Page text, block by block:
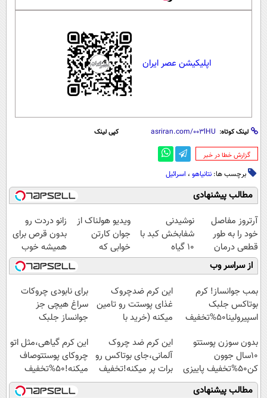
اپلیکیشن عصر ایران
لینک کوتاه: کپی لینک
‌گزارش خطا در خبر
برچسب ها: نتانیاهو ، اسرائیل
مطالب پیشنهادی
آرتروز مفاصل
خود را به طور
قطعی درمان
کنید!
◗پرسش‌نامه◖
نوشیدنی
شفابخش کبد با
10 گیاه
موثر(تخفیف تا
امشب)
ویدیو هولناک از
جوان کارتن
خوابی که
میلیاردر شد.
آموزش رایگان
زانو دردت رو
بدون قرص برای
همیشه خوب
کن! (قدم اول،
پرسش‌نامه)
از سراسر وب
بمب جوانساز! کرم
بوتاکس جلبک
اسپیرولینا50%تخفیف
این کرم ضدچروک
غذای پوستت رو تامین
میکنه (خرید با
برای نابودی چروکات
سراغ هیچی جز
جوانساز جلبک
بدون سوزن پوستتو
10سال جوون
کن50%تخفیف پاییزی
این کرم ضد چروک
آلمانی،جای بوتاکس رو
برات پر میکنه!تخفیف
تا امشب
این کرم گیاهی،مثل اتو
چروکای پوستتوصاف
میکنه!50%تخفیف
مطالب پیشنهادی